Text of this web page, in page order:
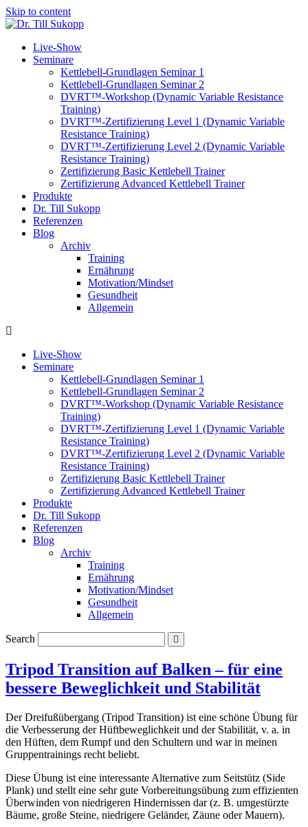
Skip to content
Live-Show
Seminare
Kettlebell-Grundlagen Seminar 1
Kettlebell-Grundlagen Seminar 2
DVRT™-Workshop (Dynamic Variable Resistance
Training)
DVRT™-Zertifizierung Level 1 (Dynamic Variable
Resistance Training)
DVRT™-Zertifizierung Level 2 (Dynamic Variable
Resistance Training)
Zertifizierung Basic Kettlebell Trainer
Zertifizierung Advanced Kettlebell Trainer
Produkte
Dr. Till Sukopp
Referenzen
Blog
Archiv
Training
Ernährung
Motivation/Mindset
Gesundheit
Allgemein
Live-Show
Seminare
Kettlebell-Grundlagen Seminar 1
Kettlebell-Grundlagen Seminar 2
DVRT™-Workshop (Dynamic Variable Resistance
Training)
DVRT™-Zertifizierung Level 1 (Dynamic Variable
Resistance Training)
DVRT™-Zertifizierung Level 2 (Dynamic Variable
Resistance Training)
Zertifizierung Basic Kettlebell Trainer
Zertifizierung Advanced Kettlebell Trainer
Produkte
Dr. Till Sukopp
Referenzen
Blog
Archiv
Training
Ernährung
Motivation/Mindset
Gesundheit
Allgemein
Search
Tripod Transition auf Balken – für eine
bessere Beweglichkeit und Stabilität
Der Dreifußübergang (Tripod Transition) ist eine schöne Übung für
die Verbesserung der Hüftbeweglichkeit und der Stabilität, v. a. in
den Hüften, dem Rumpf und den Schultern und war in meinen
Gruppentrainings recht beliebt.
Diese Übung ist eine interessante Alternative zum Seitstütz (Side
Plank) und stellt eine sehr gute Vorbereitungsübung zum effizienten
Überwinden von niedrigeren Hindernissen dar (z. B. umgestürzte
Bäume, große Steine, niedrigere Geländer, Zäune oder Mauern).